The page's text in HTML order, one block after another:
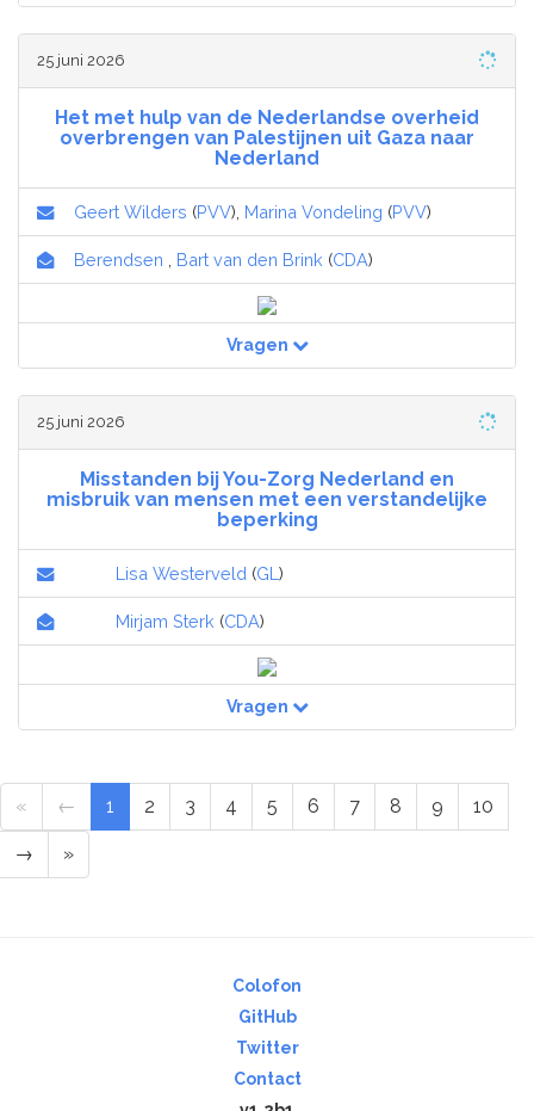
25 juni 2026
Het met hulp van de Nederlandse overheid
overbrengen van Palestijnen uit Gaza naar
Nederland
Geert Wilders (PVV), Marina Vondeling (PVV)
Berendsen Bart van den Brink (CDA)
Vragen
25 juni 2026
Misstanden bij You-Zorg Nederland en
misbruik van mensen met een verstandelijke
beperking
Lisa Westerveld (GL )
Mirjam Sterk (CDA)
Vragen
« ← 1 2 3 4 5 6 7 8 9 10
→ »
Colofon
GitHub
Twitter
Contact